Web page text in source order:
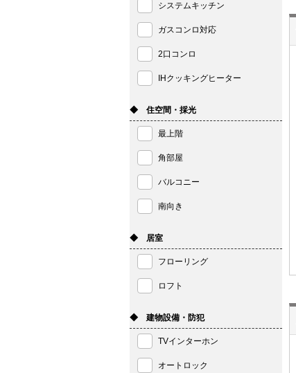
システムキッチン
ガスコンロ対応
2口コンロ
IHクッキングヒーター
◆ 住空間・採光
最上階
角部屋
バルコニー
南向き
◆ 居室
フローリング
ロフト
◆ 建物設備・防犯
TVインターホン
オートロック